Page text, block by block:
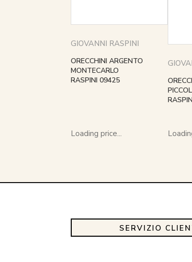
GIOVANNI RASPINI
ORECCHINI ARGENTO
MONTECARLO
RASPINI 09425
Loading price...
SERVIZIO